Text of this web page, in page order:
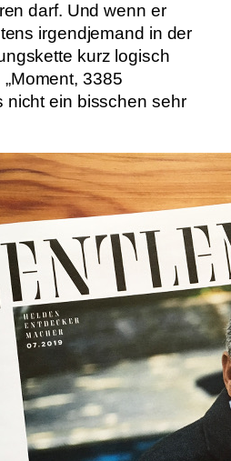
darf. Und wenn er
irgendjemand in der
kurz logisch
3385
nicht ein bisschen sehr